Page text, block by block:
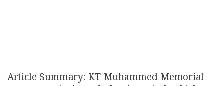
Article Summary: KT Muhammed Memorial